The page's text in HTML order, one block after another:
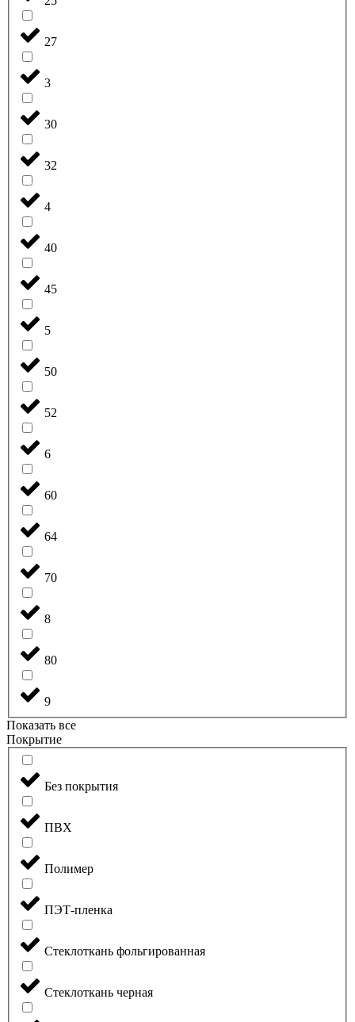
27
3
30
32
4
40
45
5
50
52
6
60
64
70
8
80
9
Показать все
Покрытие
Без покрытия
ПВХ
Полимер
ПЭТ-пленка
Стеклоткань фольгированная
Стеклоткань черная